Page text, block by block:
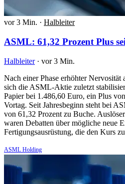
vor 3 Min. · Halbleiter
ASML: 61,32 Prozent Plus
Halbleiter · vor 3 Min.
Nach einer Phase erhöhter Nervosität
sich die ASML-Aktie zuletzt
Papier bei 1.486,60 Euro, ein Plus
Vortag. Seit Jahresbeginn steht bei
von 61,32 Prozent zu Buche.
waren Debatten über mögliche neue
Fertigungsausrüstung, die den Kurs
ASML Holding